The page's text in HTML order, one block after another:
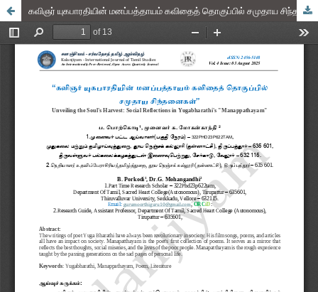
கவிஞர் யுகபாரதியின் மனப்பத்தாயம் கவிதைத் தொகுப்பில் சமுதாய சிந்தனைகள்